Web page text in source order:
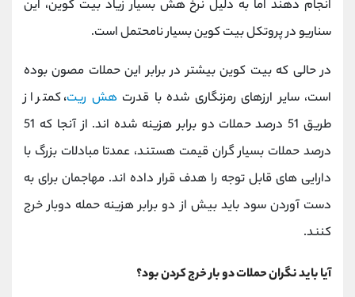
انجام دهند اما به دلیل نرخ هش بسیار زیاد بیت کوین، این
سناریو در پروتکل بیت کوین بسیار نامحتمل است.
در حالی که بیت کوین بیشتر در برابر این حملات مصون بوده
است، سایر ارزهای رمزنگاری شده با قدرتهش ریت،کمتر از
طریق 51 درصد حملات دو برابر هزینه شده اند. از آنجا که 51
درصد حملات بسیار گران قیمت هستند، عمدتا مبادلات بزرگ با
دارایی های قابل توجه را هدف قرار داده اند. مهاجمان برای به
دست آوردن سود باید بیش از دو برابر هزینه حمله دوبار خرج
کنند.
آیا باید نگران حملات دو بار خرج کردن بود؟